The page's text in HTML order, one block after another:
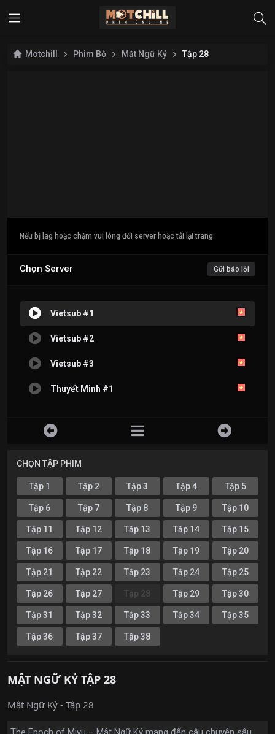
Motchill Phim Bộ Mật Ngữ Kỷ Tập 28
Nếu bị lag hoặc chậm vui lòng đổi server hoặc tải lại trang
Chọn Server Gửi báo lỗi
Vietsub #1
Vietsub #2
Vietsub #3
Thuyết Minh #1
CHỌN TẬP PHIM
Tập 1 Tập 2 Tập 3 Tập 4 Tập 5
Tập 6 Tập 7 Tập 8 Tập 9 Tập 10
Tập 11 Tập 12 Tập 13 Tập 14 Tập 15
Tập 16 Tập 17 Tập 18 Tập 19 Tập 20
Tập 21 Tập 22 Tập 23 Tập 24 Tập 25
Tập 26 Tập 27 Tập 28 Tập 29 Tập 30
Tập 31 Tập 32 Tập 33 Tập 34 Tập 35
Tập 36 Tập 37 Tập 38
MẬT NGỮ KỶ TẬP 28
Mật Ngữ Kỷ - Tập 28